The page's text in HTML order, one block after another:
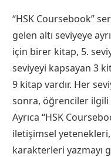
“HSK Coursebook”
gelen altı seviyeye
için birer kitap, 5.
seviyeyi kapsayan 3
9 kitap vardır. Her
sonra, öğrenciler ilgili
Ayrıca “HSK
iletişimsel
karakterleri yazmayı